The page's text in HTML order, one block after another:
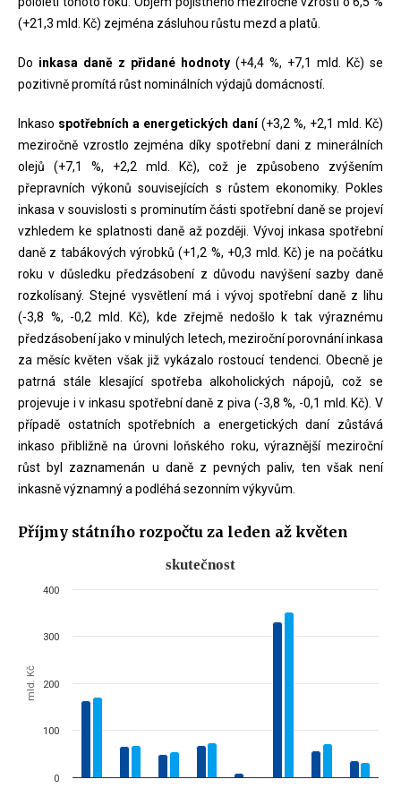
(+21,3 mld. Kč) zejména zásluhou růstu mezd a platů.
Do inkasa daně z přidané hodnoty (+4,4 %, +7,1 mld. Kč) se
pozitivně promítá růst nominálních výdajů domácností.
Inkaso spotřebních a energetických daní(+3,2 %, +2,1 mld. Kč)
meziročně vzrostlo zejména díky spotřební dani z minerálních
olejů (+7,1 %, +2,2 mld. Kč), což je způsobeno zvýšením
přepravních výkonů souvisejících s růstem ekonomiky. Pokles
inkasa v souvislosti s prominutím části spotřební daně se projeví
vzhledem ke splatnosti daně až později. Vývoj inkasa spotřební
daně z tabákových výrobků (+1,2 %, +0,3 mld. Kč) je na počátku
roku v důsledku předzásobení z důvodu navýšení sazby daně
rozkolísaný. Stejné vysvětlení má i vývoj spotřební daně z lihu
(-3,8 %, -0,2 mld. Kč), kde zřejmě nedošlo k tak výraznému
předzásobení jako v minulých letech, meziroční porovnání inkasa
za měsíc květen však již vykázalo rostoucí tendenci. Obecně je
patrná stále klesající spotřeba alkoholických nápojů, což se
projevuje i v inkasu spotřební daně z piva (-3,8 %, -0,1 mld. Kč). V
případě ostatních spotřebních a energetických daní zůstává
inkaso přibližně na úrovni loňského roku, výraznější meziroční
růst byl zaznamenán u daně z pevných paliv, ten však není
inkasně významný a podléhá sezonním výkyvům.
Příjmy státního rozpočtu za leden až květen
The chart has 1 Y axis displaying mld. Kč. Data ranges from 0.02 to
mld. Kč
skutečnost
0
100
200
300
400